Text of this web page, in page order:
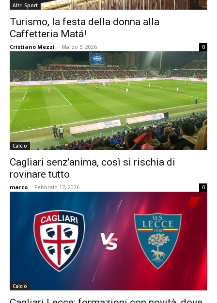
Altri Sport
Turismo, la festa della donna alla
Caffetteria Matá!
Cristiano Mezzi - Marzo 5, 2026 0
Calcio
Cagliari senz’anima, così si rischia di
rovinare tutto
marco - Febbraio 17, 2026 0
Calcio